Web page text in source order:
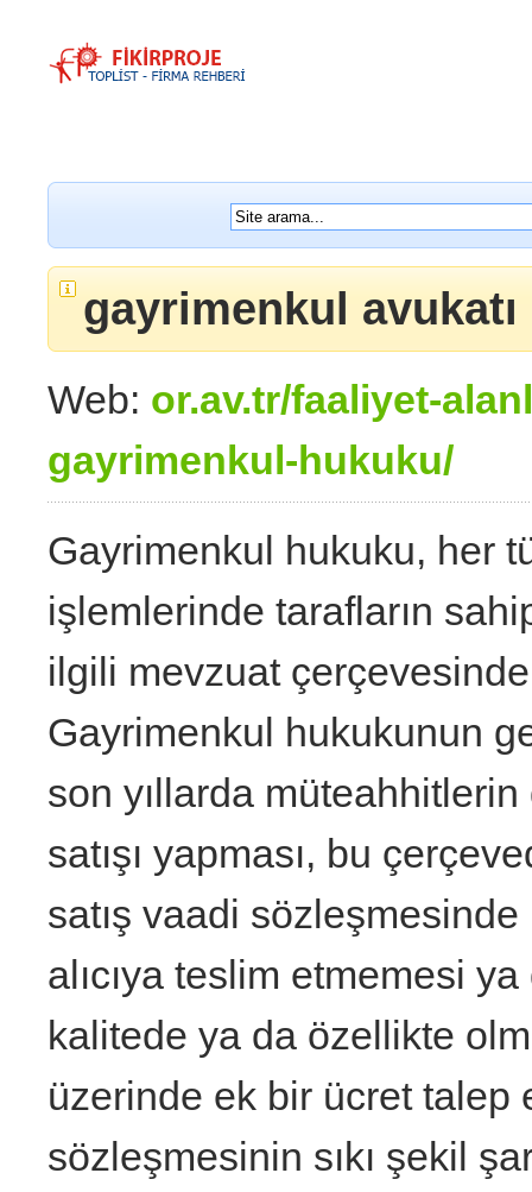
gayrimenkul avukatı
Web: or.av.tr/faaliyet-
gayrimenkul-hukuku/
Gayrimenkul hukuku, her
işlemlerinde tarafların
ilgili mevzuat
Gayrimenkul hukukunun
son yıllarda
satışı yapması, bu
satış vaadi
alıcıya teslim etmemesi
kalitede ya da özellikte
üzerinde ek bir ücret talep
sözleşmesinin sıkı şekil